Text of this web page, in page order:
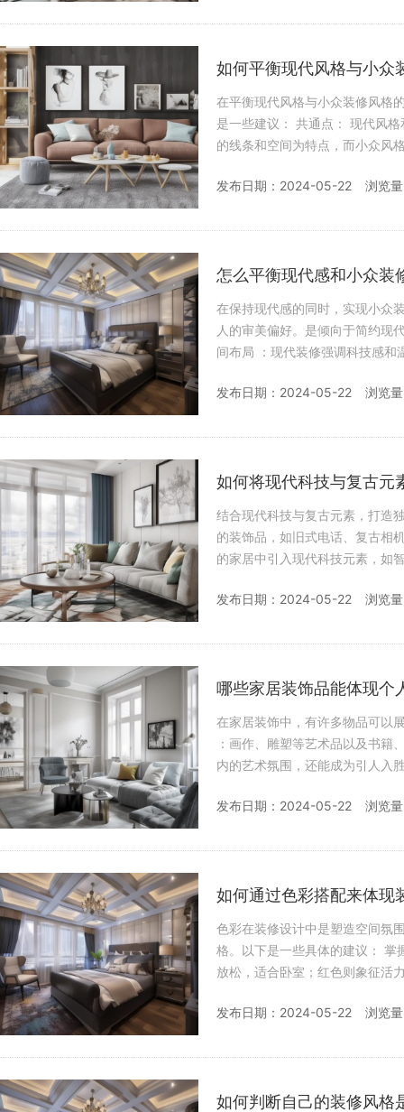
如何平衡现代风格与小众
在平衡现代风格与小众装修风格
是一些建议： 共通点： 现代风格和小众风格都追求个性化和独特性。现代风格通常以简约、明亮、开放
的线条和空间为特点，而小众风
发布日期：2024-05-22
浏览
怎么平衡现代感和小众装
在保持现代感的同时，实现小众装修风格的独
人的审美偏好。是倾向于简约现代
间布局 ：现代装修强调科技感和温馨氛围的结合。打造实用而充满现代简约气息的空间，例如，现代厨具
发布日期：2024-05-22
浏览
如何将现代科技与复古元
结合现代科技与复古元素，打造独特的装修风
的装饰品，如旧式电话、复古相机或传统艺
的家居中引入现代科技元素，如智能
发布日期：2024-05-22
浏览
哪些家居装饰品能体现个
在家居装饰中，有许多物品可以展示
：画作、雕塑等艺术品以及书籍
内的艺术氛围，还能成为引人入胜的谈资。 家具和日用品 ：家具的选择和摆
发布日期：2024-05-22
浏览
如何通过色彩搭配来体现
色彩在装修设计中是塑造空间氛
格。以下是一些具体的建议： 掌握色彩心理学 ：不同颜色具有独特的心理效应。例如，蓝色传递宁静和
放松，适合卧室；红色则象征活
发布日期：2024-05-22
浏览
如何判断自己的装修风格